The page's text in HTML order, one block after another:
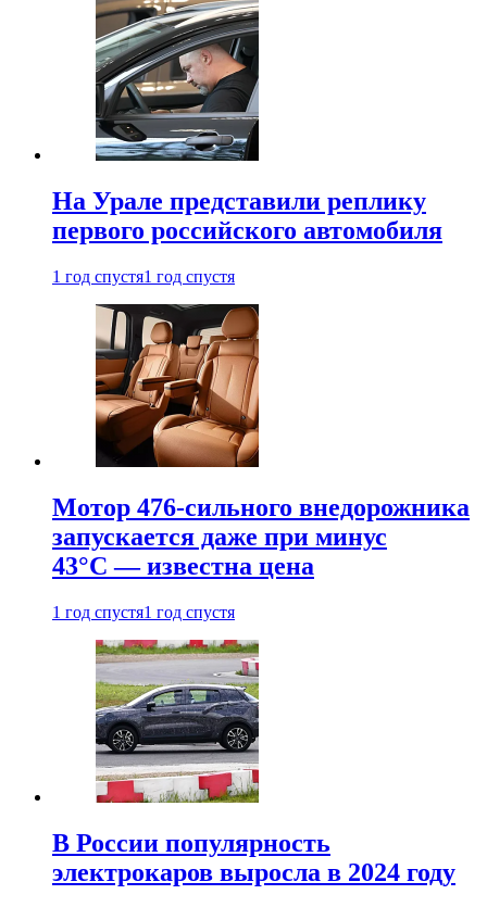
На Урале представили реплику
первого российского автомобиля
1 год спустя1 год спустя
Мотор 476-сильного внедорожника
запускается даже при минус
43°С — известна цена
1 год спустя1 год спустя
В России популярность
электрокаров выросла в 2024 году